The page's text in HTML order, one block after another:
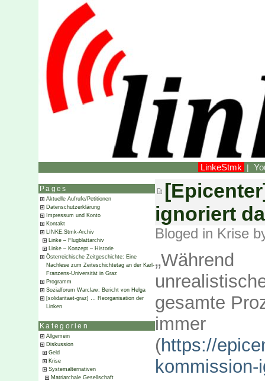
LinkeStmk |
Pages
Aktuelle Aufrufe/Petitionen
Datenschutzerklärung
Impressum und Konto
Kontakt
LINKE.Stmk-Archiv
Linke – Flugblattarchiv
Linke – Konzept – Historie
Österreichische Zeitgeschichte: Eine
Nachlese zum Zeiteschichtetag an der Karl-
Franzens-Universität in Graz
Programm
Sozialforum Warclaw: Bericht von Helga
[solidaritaet-graz] … Reorganisation der
Linken
Kategorien
Allgemein
Diskussion
Geld
Krise
Systemalternativen
Matriarchale Gesellschaft
ignoriert
Bloged in Krise
gesamte
immer
(https://